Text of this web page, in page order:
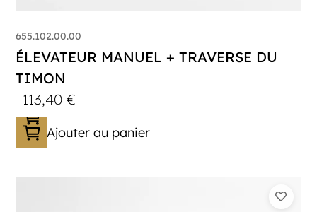
655.102.00.00
ÉLEVATEUR MANUEL + TRAVERSE DU
TIMON
113,40€
Ajouter au panier